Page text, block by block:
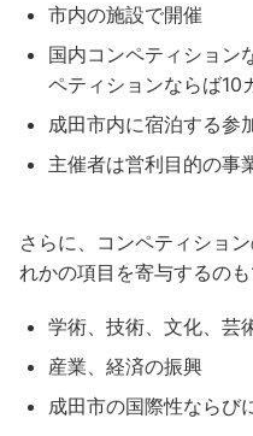
市内の施設で開催
国内コンペティション
ペティションならば10
成田市内に宿泊する参
主催者は営利目的の事
さらに、コンペティショ
れかの項目を寄与するの
学術、技術、文化、芸
産業、経済の振興
成田市の国際性ならび